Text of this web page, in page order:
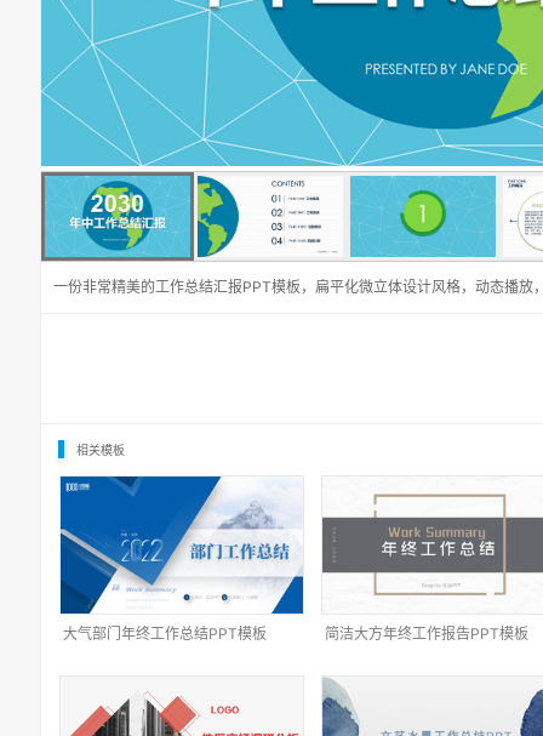
一份非常精美的工作总结汇报PPT模板，扁平化微立体设计风格，动态播
相关模板
大气部门年终工作总结PPT模板 简洁大方年终工作报告PPT模板